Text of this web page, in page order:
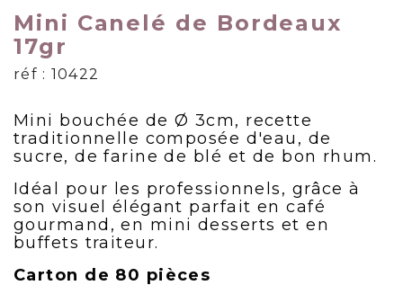
Mini Canelé de Bordeaux
17gr
réf : 10422
Mini bouchée de Ø 3cm, recette
traditionnelle composée d'eau, de
sucre, de farine de blé et de bon rhum.
Idéal pour les professionnels, grâce à
son visuel élégant parfait en café
gourmand, en mini desserts et en
buffets traiteur.
Carton de 80 pièces